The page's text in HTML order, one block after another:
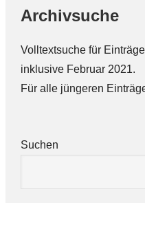
Archivsuche
Volltextsuche für
inklusive Februar 2021.
Für alle jüngeren
Suchen